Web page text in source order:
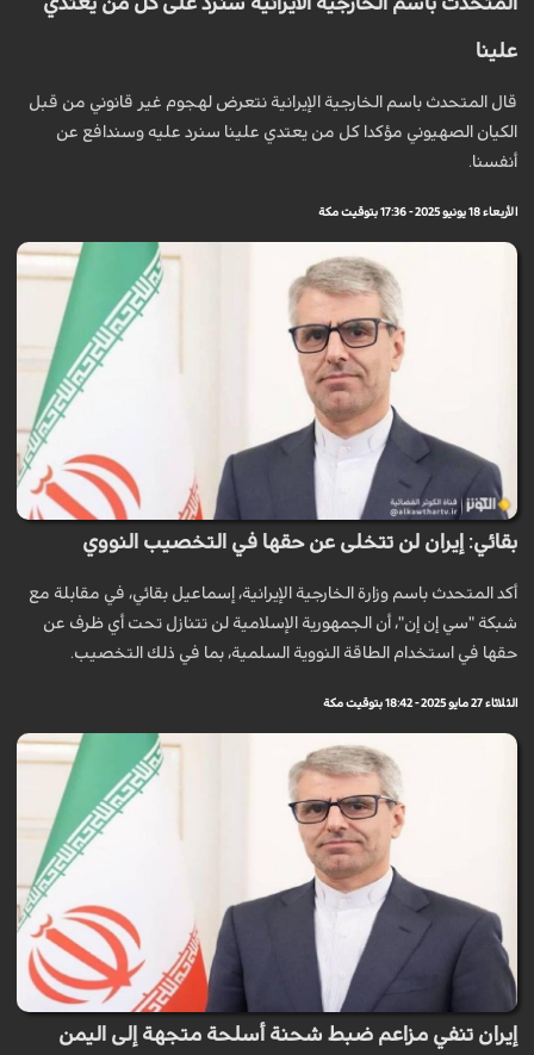
المتحدث باسم الخارجية الايرانية سنرد على كل من يعتدي
علينا
قال المتحدث باسم الخارجية الإيرانية نتعرض لهجوم غير قانوني من قبل
الکیان الصهيوني مؤكدا كل من يعتدي علينا سنرد عليه وسندافع عن
أنفسنا.
الأربعاء 18 يونيو 2025 - 17:36 بتوقيت مكة
بقائي: إيران لن تتخلى عن حقها في التخصيب النووي
أكد المتحدث باسم وزارة الخارجية الإيرانية، إسماعيل بقائي، في مقابلة مع
شبكة "سي إن إن"، أن الجمهورية الإسلامية لن تتنازل تحت أي ظرف عن
حقها في استخدام الطاقة النووية السلمية، بما في ذلك التخصيب.
الثلاثاء 27 مايو 2025 - 18:42 بتوقيت مكة
إيران تنفي مزاعم ضبط شحنة أسلحة متجهة إلى اليمن